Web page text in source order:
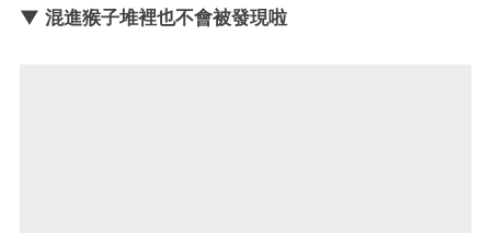
▼ 混進猴子堆裡也不會被發現啦